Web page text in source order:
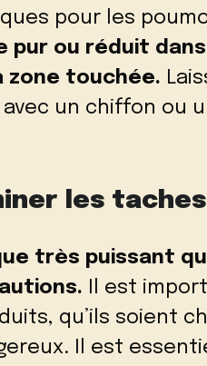
pour les
pur ou réduit
zone touchée.
un chiffon ou
les taches
très puissant
Il est
qu’ils soient
Il est